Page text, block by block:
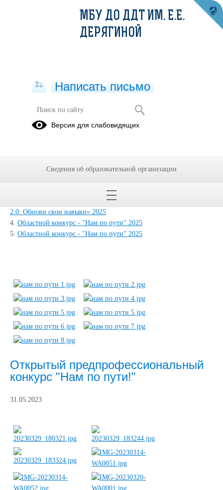
Нам по пути
МЫШЬление» 2025
Областной конкурс "Нам по пути" - мастер-класс «Лидер версия
2.0: Обнови свои навыки» 2025
4. Областной конкурс - "Нам по пути" 2025
5. Областной конкурс - "Нам по пути" 2025
Открытый предпрофессиональный
конкурс "Нам по пути!"
31.05.2023
МБУ ДО ДДТ ИМ. Е.Е.
ДЕРЯГИНОЙ
Написать письмо
Версия для слабовидящих
Сведения об образовательной организации